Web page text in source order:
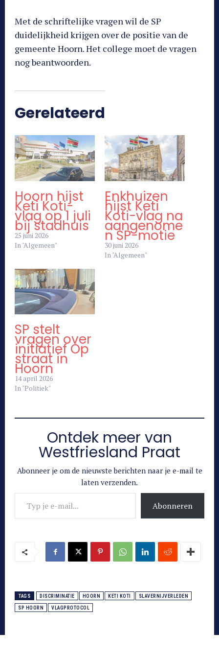
Met de schriftelijke vragen wil de SP
duidelijkheid krijgen over de positie van de
gemeente Hoorn. Het college moet de vragen
nog beantwoorden.
Gerelateerd
Hoorn hijst
Keti Koti-
vlag op 1 juli
bij stadhuis
25 juni 2026
In "Algemeen"
Enkhuizen
hijst Keti
Koti-vlag na
aangenome
n SP-motie
30 juni 2026
In "Algemeen"
SP stelt
vragen over
initiatief Op
straat in
Hoorn
14 april 2026
In "Politiek"
Ontdek meer van
Westfriesland Praat
Abonneer je om de nieuwste berichten naar je e-mail te
laten verzenden.
Typ je e-mail...
Abonneren
TAGS DISCRIMINATIE HOORN KETI KOTI SLAVERNIJVERLEDEN
SP HOORN VLAGPROTOCOL